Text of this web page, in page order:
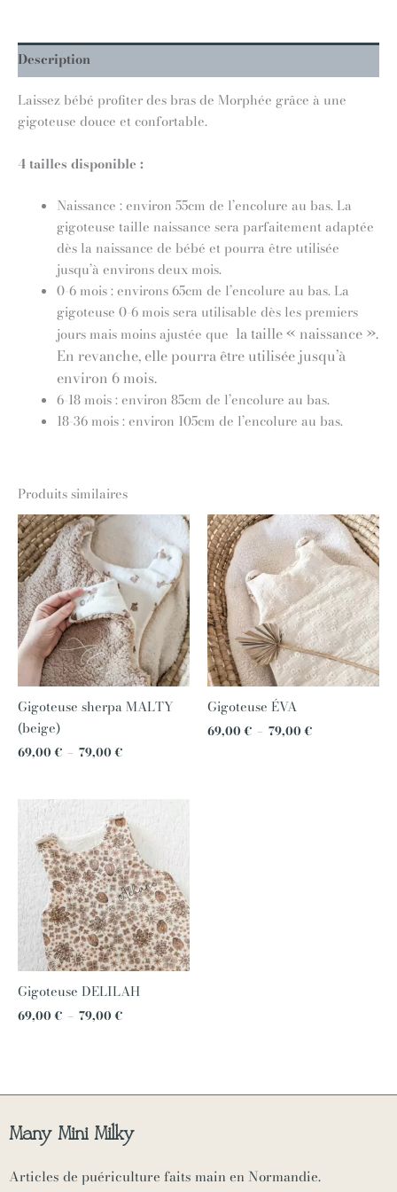
Description
Laissez bébé profiter des bras de Morphée grâce à une
gigoteuse douce et confortable.
4 tailles disponible :
Naissance : environ 55cm de l’encolure au bas. La
gigoteuse taille naissance sera parfaitement adaptée
dès la naissance de bébé et pourra être utilisée
jusqu’à environs deux mois.
0-6 mois : environs 65cm de l’encolure au bas. La
gigoteuse 0-6 mois sera utilisable dès les premiers
jours mais moins ajustée que la taille « naissance ».
En revanche, elle pourra être utilisée jusqu’à
environ 6 mois.
6-18 mois : environ 85cm de l’encolure au bas.
18-36 mois : environ 105cm de l’encolure au bas.
Produits similaires
Gigoteuse sherpa MALTY
(beige)
69,00 € – 79,00 €
Plage
69,00 €
à
79,00 €
Gigoteuse ÉVA
69,00 € – 79,00 €
Plage
de
prix :
69,00 €
à
79,00 €
Gigoteuse DELILAH
69,00 € – 79,00 €
Plage
de
prix :
69,00 €
à
79,00 €
Many Mini Milky
Articles de puériculture faits main en Normandie.